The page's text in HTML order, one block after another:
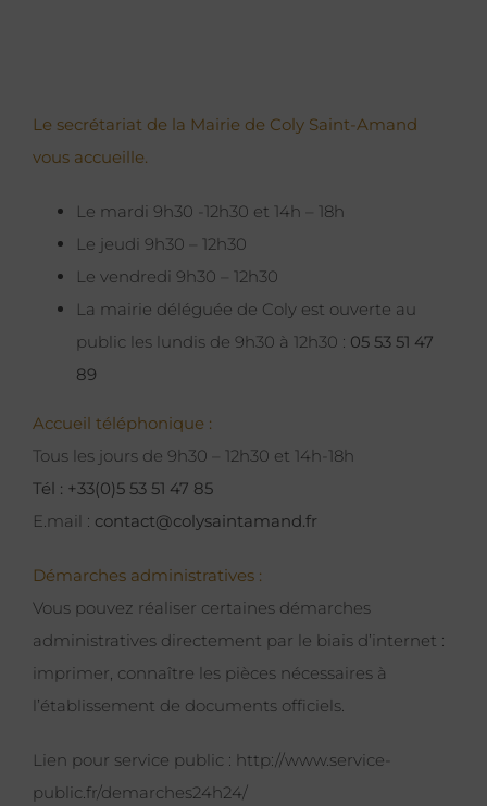
Le secrétariat de la Mairie de Coly Saint-Amand
vous accueille.
Le mardi 9h30 -12h30 et 14h – 18h
Le jeudi 9h30 – 12h30
Le vendredi 9h30 – 12h30
La mairie déléguée de Coly est ouverte au
public les lundis de 9h30 à 12h30 : 05 53 51 47
89
Accueil téléphonique :
Tous les jours de 9h30 – 12h30 et 14h-18h
Tél : +33(0)5 53 51 47 85
E.mail : contact@colysaintamand.fr
Démarches administratives :
Vous pouvez réaliser certaines démarches
administratives directement par le biais d’internet :
imprimer, connaître les pièces nécessaires à
l’établissement de documents officiels.
Lien pour service public : http://www.service-
public.fr/demarches24h24/